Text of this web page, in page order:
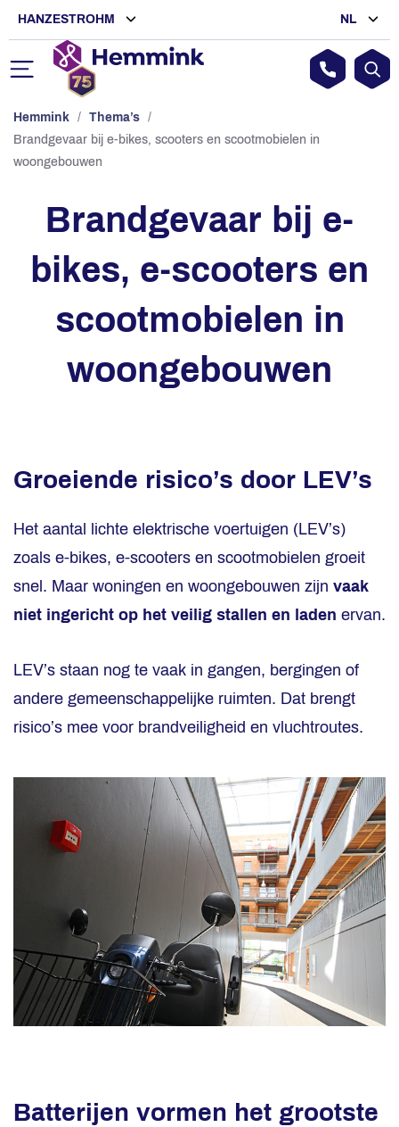
HANZESTROHM NL
Hemmink / Thema’s /
Brandgevaar bij e-bikes, scooters en scootmobielen in
woongebouwen
Brandgevaar bij e-
bikes, e-scooters en
scootmobielen in
woongebouwen
Groeiende risico’s door LEV’s
Het aantal lichte elektrische voertuigen (LEV’s)
zoals e-bikes, e-scooters en scootmobielen groeit
snel. Maar woningen en woongebouwen zijn vaak
niet ingericht op het veilig stallen en laden ervan.
LEV’s staan nog te vaak in gangen, bergingen of
andere gemeenschappelijke ruimten. Dat brengt
risico’s mee voor brandveiligheid en vluchtroutes.
Batterijen vormen het grootste